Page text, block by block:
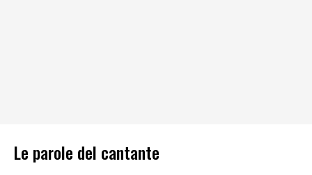
Le parole del cantante